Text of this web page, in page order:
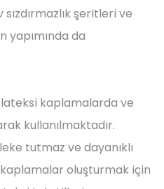
şeritleri ve
da
kaplamalarda ve
kullanılmaktadır.
tutmaz ve dayanıklı
oluşturmak için